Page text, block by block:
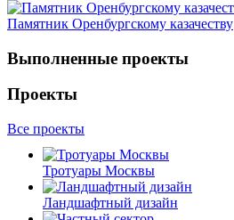
Памятник Оренбургскому казачеству
Выполненные проекты
Проекты
Все проекты
Тротуары Москвы
Ландшафтный дизайн